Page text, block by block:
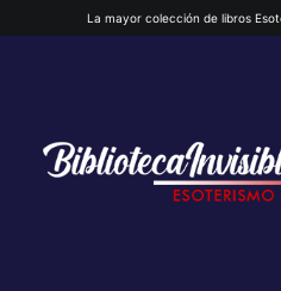
La mayor colección de libros